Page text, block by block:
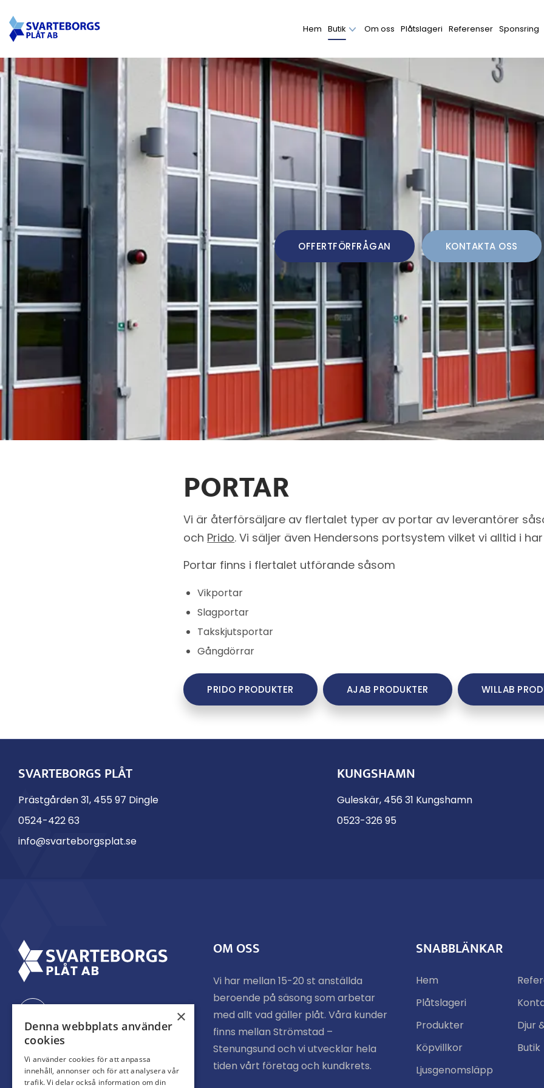
Hem Butik Om oss Plåtslageri Referenser Sponsring
OFFERTFÖRFRÅGAN KONTAKTA OSS
PORTAR
Vi är återförsäljare av flertalet typer av portar av leverantörer
och Prido. Vi säljer även Hendersons portsystem vilket vi alltid i
Portar finns i flertalet utförande såsom
Vikportar
Slagportar
Takskjutsportar
Gångdörrar
PRIDO PRODUKTER AJAB PRODUKTER WILLAB
SVARTEBORGS PLÅT
Prästgården 31, 455 97 Dingle
0524-422 63
info@svarteborgsplat.se
KUNGSHAMN
Guleskär, 456 31 Kungshamn
0523-326 95
OM OSS
Vi har mellan 15-20 st anställda
beroende på säsong som arbetar
med allt vad gäller plåt. Våra kunder
finns mellan Strömstad –
Stenungsund och vi utvecklar hela
tiden vårt företag och kundkrets.
SNABBLÄNKAR
Hem
Plåtslageri
Produkter
Djur
Köpvillkor
Butik
Ljusgenomsläpp
×
Denna webbplats använder
cookies
Vi använder cookies för att anpassa
innehåll, annonser och för att analysera vår
trafik. Vi delar också information om din